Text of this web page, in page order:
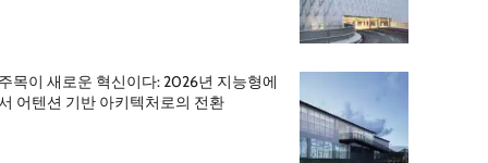
목이 새로운 혁신이다: 2026년 지능형에
어텐션 기반 아키텍처로의 전환